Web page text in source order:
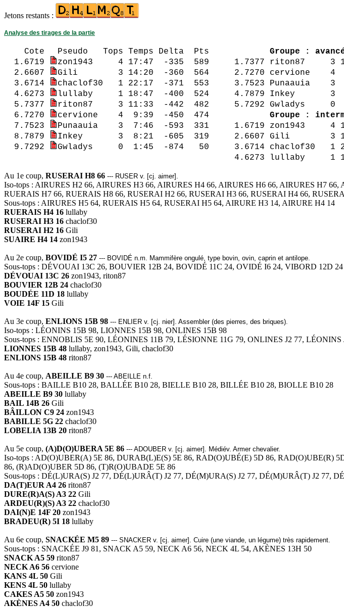
Jetons restants :
Analyse des tirages de la partie
Cote Pseudo Tops Temps Delta Pts Groupe :
1.6719
zon1943 4 17:47 -335 589 1.7377 riton87 3
2.6607
Gili 3 14:20 -360 564 2.7270 cervione 4
3.6714
chaclof30 1 22:17 -371 553 3.7523 Punaauia 3
4.6273
lullaby 1 18:47 -400 524 4.7879 Inkey 3
5.7377
riton87 3 11:33 -442 482 5.7292 Gwladys 0
6.7270
cervione 4 9:39 -450 474 Groupe :
7.7523
Punaauia 3 7:46 -593 331 1.6719 zon1943 4
8.7879
Inkey 3 8:21 -605 319 2.6607 Gili 3
9.7292
Gwladys 0 1:45 -874 50 3.6714 chaclof30 1
4.6273 lullaby 1 18:47 -
Au 1e coup, RUSERAI H8 66 --- RUSER v. [cj. aimer].
Iso-tops : AIRURES H2 66, AIRURES H3 66, AIRURES H4 66, AIRURES H6 66, AIRURES H7
RUERAIS H7 66, RUERAIS H8 66, RUSERAI H2 66, RUSERAI H3 66, RUSERAI H4 66,
Sous-tops : AIRURES H5 64, RUERAIS H5 64, RUSERAI H5 64, AIRURE H3 14, AIRURE H4 14
RUERAIS H4 16 lullaby
RUSERAI H3 16 chaclof30
RUSERAI H2 16 Gili
SUAIRE H4 14 zon1943
Au 2e coup, BOVIDÉ I5 27 --- BOVIDÉ n.m. Mammifère ongulé, type bovin, ovin, caprin et antilope.
Sous-tops : DÉVOUAI 13C 26, BOUVIER 12B 24, BOVIDÉ 11C 24, OVIDÉ I6 24, VIBORD 12D 24
DÉVOUAI 13C 26 zon1943, riton87
BOUVIER 12B 24 chaclof30
BOUDÉE 11D 18 lullaby
VOIE 14F 15 Gili
Au 3e coup, ENLIONS 15B 98 --- ENLIER v. [cj. nier]. Assembler (des pierres, des briques).
Iso-tops : LÉONINS 15B 98, LIONNES 15B 98, ONLINES 15B 98
Sous-tops : ENNOBLIS 5E 90, LÉONINES 11B 79, LÉSIONNE 11G 79, ONLINES J2 77, LÉONINS
LIONNES 15B 48 lullaby, zon1943, Gili, chaclof30
ENLIONS 15B 48 riton87
Au 4e coup, ABEILLE B9 30 --- ABEILLE n.f.
Sous-tops : BAILLE B10 28, BALLÉE B10 28, BIELLE B10 28, BILLÉE B10 28, BIOLLE B10 28
ABEILLE B9 30 lullaby
BAIL 14B 26 Gili
BÂILLON C9 24 zon1943
BABILLE 5G 22 chaclof30
LOBELIA 13B 20 riton87
Au 5e coup, (A)D(O)UBERA 5E 86 --- ADOUBER v. [cj. aimer]. Médiév. Armer chevalier.
Iso-tops : AD(O)UBER(A) 5E 86, DURAB(L)E(S) 5E 86, RAD(O)UBÉ(E) 5D 86,
86, (R)AD(O)UBER 5D 86, (T)R(O)UBADE 5E 86
Sous-tops : DÉ(L)URA(S) J2 77, DÉ(L)URÂ(T) J2 77, DÉ(M)URA(S) J2 77, DÉ(M)URÂ(T) J2 77,
DA(T)EUR A4 26 riton87
DURE(R)A(S) A3 22 Gili
ARDEU(R)(S) A3 22 chaclof30
DAI(N)E 14F 20 zon1943
BRADEU(R) 5I 18 lullaby
Au 6e coup, SNACKÉE M5 89 --- SNACKER v. [cj. aimer]. Cuire (une viande, un légume) très rapidement.
Sous-tops : SNACKÉE J9 81, SNACK A5 59, NECK A6 56, NECK 4L 54, AKÈNES 13H 50
SNACK A5 59 riton87
NECK A6 56 cervione
KANS 4L 50 Gili
KENS 4L 50 lullaby
CAKES A5 50 zon1943
AKÈNES A4 50 chaclof30